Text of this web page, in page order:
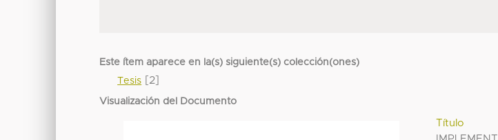
Este ítem aparece en la(s) siguiente(s) colección(ones)
Tesis [2]
Visualización del Documento
Título